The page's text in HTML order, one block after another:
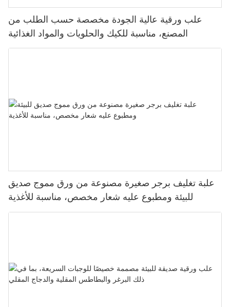
علب ورقية عالية الجودة مخصصة حسب الطلب من
المصنع، مناسبة للكيك والحلويات والمواد الغذائية
علبة تغليف برجر صغيرة مصنوعة من ورق مموج صديق
للبيئة ومطبوع عليه شعار مخصص، مناسبة للأغذية